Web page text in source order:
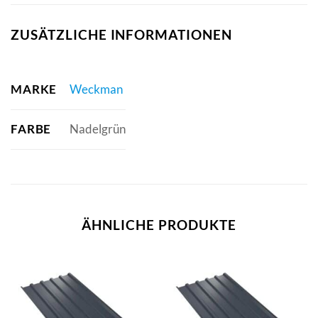
ZUSÄTZLICHE INFORMATIONEN
MARKE Weckman
FARBE Nadelgrün
ÄHNLICHE PRODUKTE